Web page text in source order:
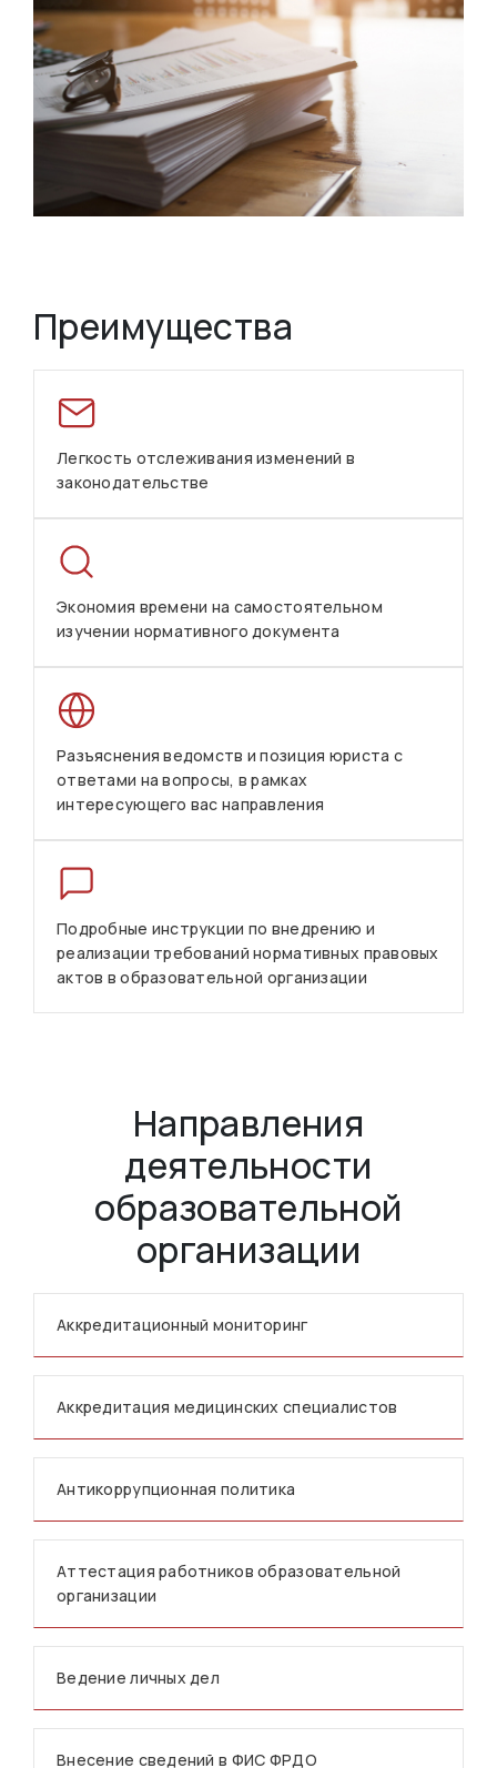
Преимущества
Легкость отслеживания изменений в
законодательстве
Экономия времени на самостоятельном
изучении нормативного документа
Разъяснения ведомств и позиция юриста с
ответами на вопросы, в рамках
интересующего вас направления
Подробные инструкции по внедрению и
реализации требований нормативных правовых
актов в образовательной организации
Направления
деятельности
образовательной
организации
Аккредитационный мониторинг
Аккредитация медицинских специалистов
Антикоррупционная политика
Аттестация работников образовательной
организации
Ведение личных дел
Внесение сведений в ФИС ФРДО